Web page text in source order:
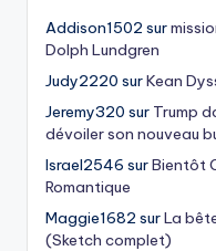
Addison1502 sur
Dolph Lundgren
Judy2220 surKean
Jeremy320 sur Trump
dévoiler son nouveau
Israel2546 surBientôt
Romantique
Maggie1682 surLa
(Sketch complet)